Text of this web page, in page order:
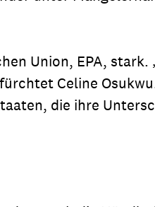
Union, EPA,
Celine
die ihre